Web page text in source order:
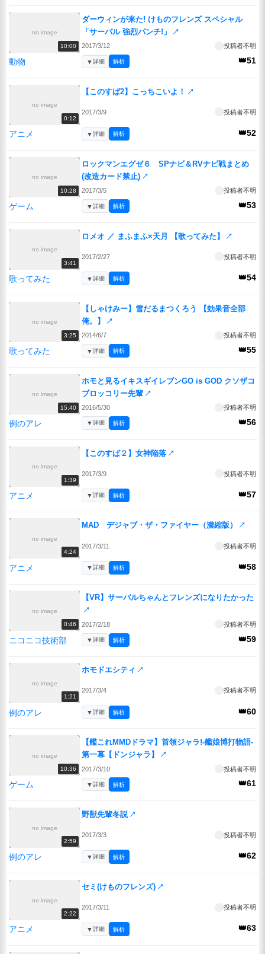
no image
10:00
ダーウィンが来た! けものフレンズ スペシャル
「サーバル 強烈パンチ!」
↗
2017/3/12 投稿者不明
動物 👑51
▼詳細 解析
no image
0:12
【このすば2】こっちこいよ！ ↗
2017/3/9 投稿者不明
アニメ 👑52
▼詳細 解析
no image
10:28
ロックマンエグゼ６ SPナビ＆RVナビ戦まとめ
(改造カード禁止) ↗
2017/3/5 投稿者不明
ゲーム 👑53
▼詳細 解析
no image
3:41
ロメオ ／ まふまふ×天月 【歌ってみた】 ↗
2017/2/27 投稿者不明
歌ってみた 👑54
▼詳細 解析
no image
3:25
【しゃけみー】雪だるまつくろう 【効果音全部
俺。】
↗
2014/6/7 投稿者不明
歌ってみた 👑55
▼詳細 解析
no image
15:40
ホモと見るイキスギイレブンGO is GOD クソザコ
ブロッコリー先輩 ↗
2016/5/30 投稿者不明
例のアレ 👑56
▼詳細 解析
no image
1:39
【このすば２】女神陥落 ↗
2017/3/9 投稿者不明
アニメ 👑57
▼詳細 解析
no image
4:24
MAD デジャブ・ザ・ファイヤー（濃縮版） ↗
2017/3/11 投稿者不明
アニメ 👑58
▼詳細 解析
no image
0:46
【VR】サーバルちゃんとフレンズになりたかった
↗
2017/2/18 投稿者不明
ニコニコ技術部 👑59
▼詳細 解析
no image
1:21
ホモドエシティ ↗
2017/3/4 投稿者不明
例のアレ 👑60
▼詳細 解析
no image
10:36
【艦これMMDドラマ】首領ジャラ!-艦娘博打物語-
第一幕【ドンジャラ】
↗
2017/3/10 投稿者不明
ゲーム 👑61
▼詳細 解析
no image
2:59
野獣先輩冬説 ↗
2017/3/3 投稿者不明
例のアレ 👑62
▼詳細 解析
no image
2:22
セミ(けものフレンズ) ↗
2017/3/11 投稿者不明
アニメ 👑63
▼詳細 解析